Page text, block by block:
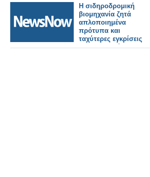
Η σιδηροδρομική
βιομηχανία ζητά
απλοποιημένα
πρότυπα και
ταχύτερες εγκρίσεις
για την επιτάχυνση